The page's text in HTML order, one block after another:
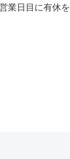
業日目に有休